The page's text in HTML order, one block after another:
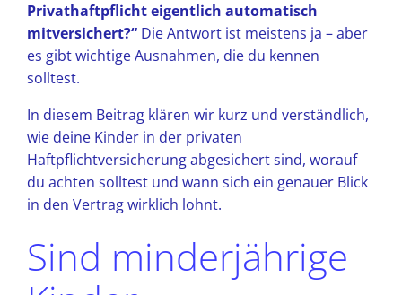
Privathaftpflicht eigentlich automatisch
mitversichert?“ Die Antwort ist meistens ja – aber
es gibt wichtige Ausnahmen, die du kennen
solltest.
In diesem Beitrag klären wir kurz und verständlich,
wie deine Kinder in der privaten
Haftpflichtversicherung abgesichert sind, worauf
du achten solltest und wann sich ein genauer Blick
in den Vertrag wirklich lohnt.
Sind minderjährige